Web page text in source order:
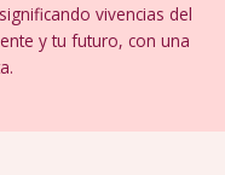
vivencias del
y tu futuro, con una